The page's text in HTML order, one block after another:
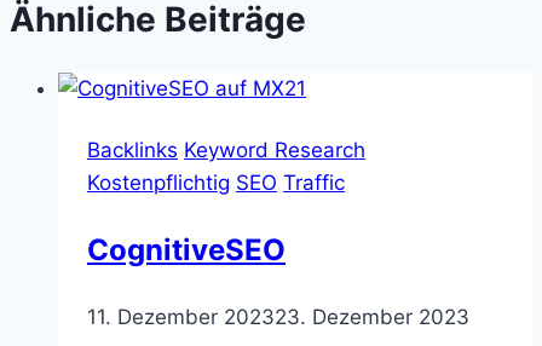
Ähnliche Beiträge
Backlinks Keyword Research
Kostenpflichtig SEO Traffic
CognitiveSEO
11. Dezember 202323. Dezember 2023